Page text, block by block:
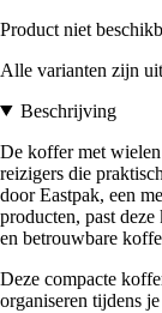
Product niet
Alle varianten zijn
Beschrijving
De koffer met wielen
reizigers die
door Eastpak, een
producten, past
en betrouwbare
Deze compacte
organiseren tijdens